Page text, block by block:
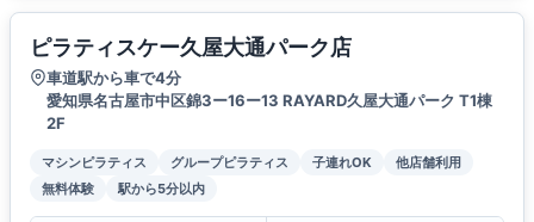
ピラティスケー久屋大通パーク店
車道駅から車で4分
愛知県名古屋市中区錦3ー16ー13 RAYARD久屋大通パーク T1棟
2F
マシンピラティス グループピラティス 子連れOK
他店舗利用
無料体験
駅から5分以内